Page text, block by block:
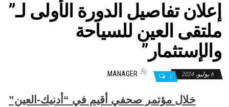
إعلان تفاصيل الدورة الأولى لـ”
ملتقى العين للسياحة
والإستثمار”
6 يوليو، 2024 0
By
MANAGER
خلال مؤتمر صحفي أقيم في “ أدنيك-العين”